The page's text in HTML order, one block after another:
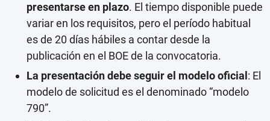
presentarse en plazo. El tiempo disponible puede
variar en los requisitos, pero el período habitual
es de 20 días hábiles a contar desde la
publicación en el BOE de la convocatoria.
La presentación debe seguir el modelo oficial : El
modelo de solicitud es el denominado “modelo
790”.